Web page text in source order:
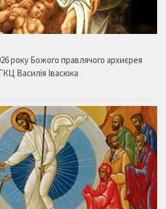
року Божого правлячого архиєрея
Василія Івасюка